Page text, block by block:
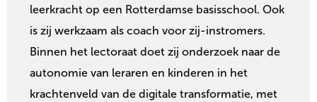
leerkracht op een Rotterdamse basisschool. Ook
is zij werkzaam als coach voor zij-instromers.
Binnen het lectoraat doet zij onderzoek naar de
autonomie van leraren en kinderen in het
krachtenveld van de digitale transformatie, met